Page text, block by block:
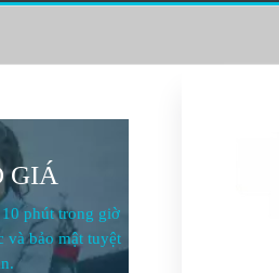
GIÁ
phút trong giờ
và bảo mật tuyệt